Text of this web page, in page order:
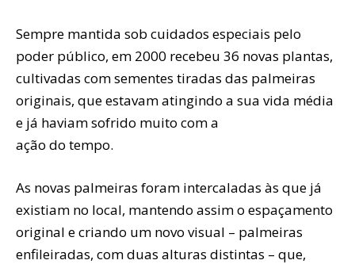
Sempre mantida sob cuidados especiais pelo
poder público, em 2000 recebeu 36 novas plantas,
cultivadas com sementes tiradas das palmeiras
originais, que estavam atingindo a sua vida média
e já haviam sofrido muito com a
ação do tempo.
As novas palmeiras foram intercaladas às que já
existiam no local, mantendo assim o espaçamento
original e criando um novo visual – palmeiras
enfileiradas, com duas alturas distintas – que,